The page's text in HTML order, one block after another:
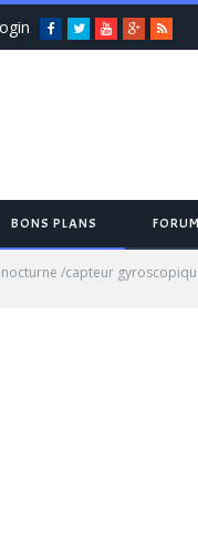
Facebook
TwitterYou
Tube
Google+
RSS
BONS PLANS FORUM
/capteur